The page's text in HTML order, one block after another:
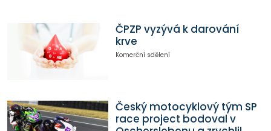
ČPZP vyzývá k darování
krve
Komerční sdělení
Český motocyklový tým SP
race project bodoval v